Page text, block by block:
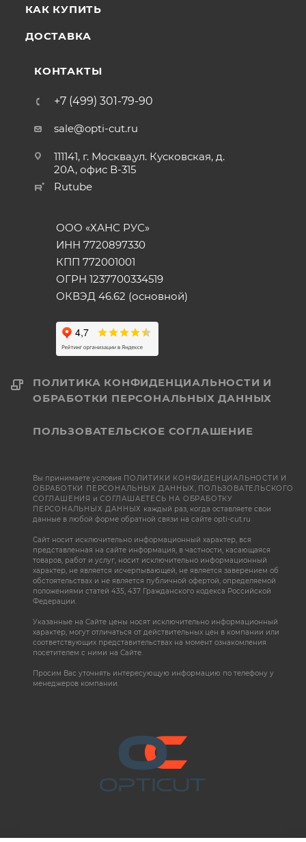
КАК КУПИТЬ
ДОСТАВКА
КОНТАКТЫ
+7 (499) 301-79-90
sale@opti-cut.ru
111141, г. Москва,ул. Кусковская, д.
20А, офис В-315
Rutube
ООО «ХАНС РУС»
ИНН 7720897330
КПП 772001001
ОГРН 1237700334519
ОКВЭД 46.62 (основной)
ПОЛИТИКА КОНФИДЕНЦИАЛЬНОСТИ И
ОБРАБОТКИ ПЕРСОНАЛЬНЫХ ДАННЫХ
ПОЛЬЗОВАТЕЛЬСКОЕ СОГЛАШЕНИЕ
Вы принимаете условия ПОЛИТИКИ КОНФИДЕНЦИАЛЬНОСТИ И
ОБРАБОТКИ ПЕРСОНАЛЬНЫХ ДАННЫХ, ПОЛЬЗОВАТЕЛЬСКОГО
СОГЛАШЕНИЯ иСОГЛАШАЕТЕСЬ НА ОБРАБОТКУ
ПЕРСОНАЛЬНЫХ ДАННЫХ каждый раз, когда оставляете свои
данные в любой форме обратной связи на сайте opti-cut.ru
Сайт носит исключительно информационный характер, вся
представленная на сайте информация, в частности, касающаяся
товаров, работ и услуг, носит исключительно информационный
характер, не является исчерпывающей, не является заверением об
обстоятельствах и не является публичной офертой, определяемой
положениями статей 435, 437 Гражданского кодекса Российской
Федерации.
Указанные на Сайте цены носят исключительно информационный
характер, могут отличаться от действительных цен в компании или
соответствующих представительствах на момент ознакомления
посетителем с ними на Сайте.
Просим Вас уточнять интересующую информацию по телефону у
менеджеров компании.